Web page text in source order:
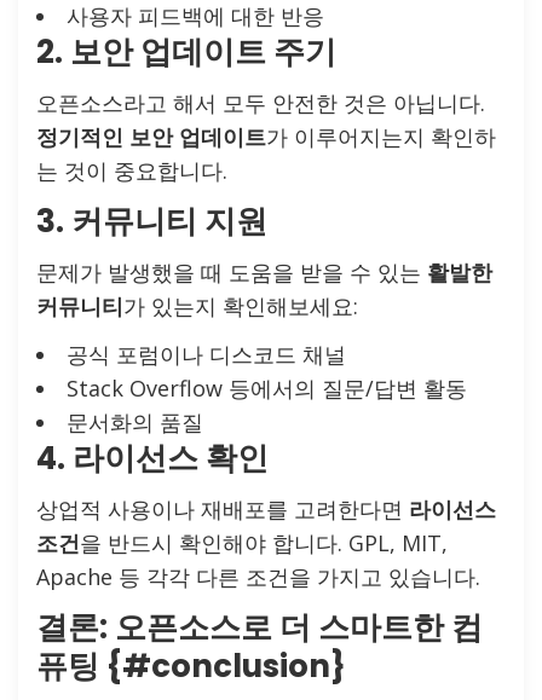
사용자 피드백에 대한 반응
2. 보안 업데이트 주기
오픈소스라고 해서 모두 안전한 것은 아닙니다.
정기적인 보안 업데이트가 이루어지는지 확인하
는 것이 중요합니다.
3. 커뮤니티 지원
문제가 발생했을 때 도움을 받을 수 있는 활발한
커뮤니티가 있는지 확인해보세요:
공식 포럼이나 디스코드 채널
Stack Overflow 등에서의 질문/답변 활동
문서화의 품질
4. 라이선스 확인
상업적 사용이나 재배포를 고려한다면 라이선스
조건을 반드시 확인해야 합니다. GPL, MIT,
Apache 등 각각 다른 조건을 가지고 있습니다.
결론: 오픈소스로 더 스마트한 컴
퓨팅 {#conclusion}